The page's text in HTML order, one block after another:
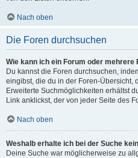
Nach oben
Die Foren durchsuchen
Wie kann ich ein Forum oder mehrere
Du kannst die Foren durchsuchen,
eingibst, die du in der Foren-Übersicht,
Erweiterte Suchmöglichkeiten erhältst
Link anklickst, der von jeder Seite des
Nach oben
Weshalb erhalte ich bei der Suche
Deine Suche war möglicherweise zu